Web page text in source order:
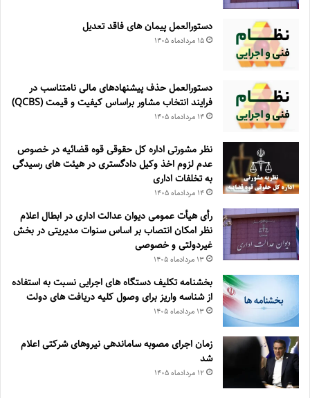
دستورالعمل پیمان های فاقد تعدیل
۱۵ مرداد‌ماه ۱۴۰۵
دستورالعمل حذف پيشنهادهای مالی نامتناسب در
فرايند انتخاب مشاور براساس كيفيت و قيمت (QCBS)
۱۴ مرداد‌ماه ۱۴۰۵
نظر مشورتی اداره کل حقوقی قوه قضائیه در خصوص
عدم لزوم اخذ وکیل دادگستری در هیئت های رسیدگی
به تخلفات اداری
۱۴ مرداد‌ماه ۱۴۰۵
رأی هیأت عمومی دیوان عدالت اداری در ابطال اعلام
نظر امکان انتصاب بر اساس سنوات مدیریتی در بخش
غیردولتی و خصوصی
۱۳ مرداد‌ماه ۱۴۰۵
بخشنامه تکلیف دستگاه های اجرایی نسبت به استفاده
از شناسه واریز برای وصول کلیه دریافت های دولت
۱۳ مرداد‌ماه ۱۴۰۵
زمان اجرای مصوبه ساماندهی نیروهای شرکتی اعلام
شد
۱۲ مرداد‌ماه ۱۴۰۵